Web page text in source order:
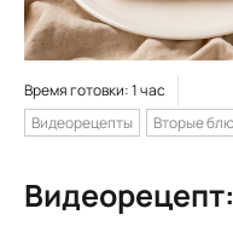
Время готовки: 1 час
Видеорецепты
Вторые